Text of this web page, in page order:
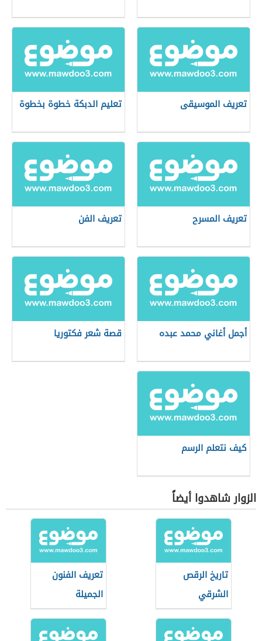
تعريف الموسيقى تعليم الدبكة خطوة بخطوة
تعريف المسرح تعريف الفن
أجمل أغاني محمد عبده قصة شعر فكتوريا
كيف نتعلم الرسم
الزوار شاهدوا أيضاً
تاريخ الرقص
الشرقي
تعريف الفنون
الجميلة